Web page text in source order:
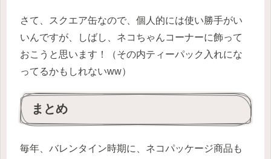
さて、スクエア缶なので、個人的には使い勝手がい
いんですが、しばし、ネコちゃんコーナーに飾って
おこうと思います！（その内ティーパック入れにな
ってるかもしれないww）
まとめ
毎年、バレンタイン時期に、ネコパッケージ商品も